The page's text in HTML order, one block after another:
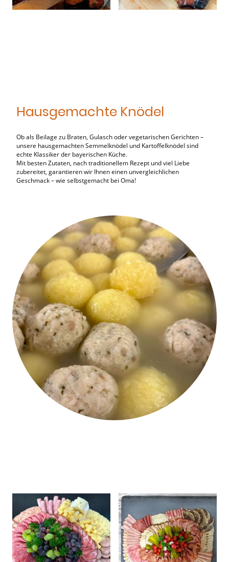
Hausgemachte Knödel
Ob als Beilage zu Braten, Gulasch oder vegetarischen Gerichten –
unsere hausgemachten Semmelknödel und Kartoffelknödel sind
echte Klassiker der bayerischen Küche.
Mit besten Zutaten, nach traditionellem Rezept und viel Liebe
zubereitet, garantieren wir Ihnen einen unvergleichlichen
Geschmack – wie selbstgemacht bei Oma!